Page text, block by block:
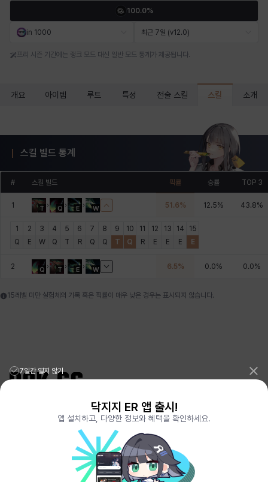
바바라 버니스 블레어 비앙카 비형 샬럿
알론소 얀
윌리엄 유민 유스티나 이바
츠바메 카밀로 케네스
크레이버 클로에 키아라 타지아
펠릭스 프리야 피오라 피올로
100.0%
in 1000 최근 7일 (v12.0)
프리 시즌 기간에는 랭크 모드 대신 일반 모드 통계가 제공됩니다.
개요 아이템 루트 특성 전술 스킬 스킬 소개
스킬 빌드 통계
# 스킬 빌드 픽률 승률 TOP 3
1 T Q E W 51.6% 12.5% 43.8%
1
Q
2
E
3
W
4
Q
5
T
6
R
7
Q
8
Q
9
T
10
Q
11
R
12
E
13
E
14
E
15
E
2 Q T E W 6.5% 0.0% 0.0%
15레벨 미만 실험체의 기록 혹은 픽률이 매우 낮은 경우는 표시되지 않습니다.
리그오브레전드 전적검색 포로지지PORO.GG
전략적팀전투 TFT 전적검색 롤체지지 LOLCHESS.GG
메이플스토리 종합통계MAPLE.GG
VALORANT.DAK.GG
배틀그라운드 전적검색PUBG.DAK.GG
이터널 리턴 전적검색ER.DAK.GG
7일간 열지 않기
닥지지 ER 앱 출시!
앱 설치하고, 다양한 정보와 혜택을 확인하세요.